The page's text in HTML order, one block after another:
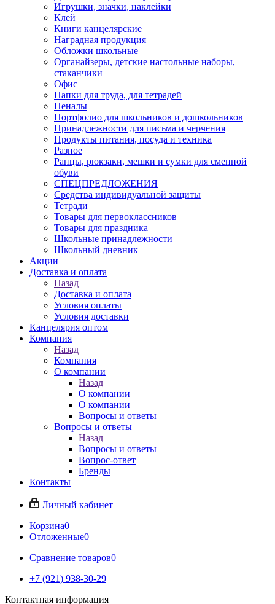
Игрушки, значки, наклейки
Клей
Книги канцелярские
Наградная продукция
Обложки школьные
Органайзеры, детские настольные наборы,
стаканчики
Офис
Папки для труда, для тетрадей
Пеналы
Портфолио для школьников и дошкольников
Принадлежности для письма и черчения
Продукты питания, посуда и техника
Разное
Ранцы, рюкзаки, мешки и сумки для сменной
обуви
СПЕЦПРЕДЛОЖЕНИЯ
Средства индивидуальной защиты
Тетради
Товары для первоклассников
Товары для праздника
Школьные принадлежности
Школьный дневник
Акции
Доставка и оплата
Назад
Доставка и оплата
Условия оплаты
Условия доставки
Канцелярия оптом
Компания
Назад
Компания
О компании
Назад
О компании
О компании
Вопросы и ответы
Вопросы и ответы
Назад
Вопросы и ответы
Вопрос-ответ
Бренды
Контакты
Личный кабинет
Корзина0
Отложенные0
Сравнение товаров0
+7 (921) 938-30-29
Контактная информация